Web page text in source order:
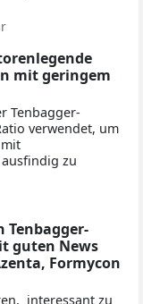
mit geringem
Tenbagger-
verwendet, um
zu
Tenbagger-
guten News
Formycon
interessant zu